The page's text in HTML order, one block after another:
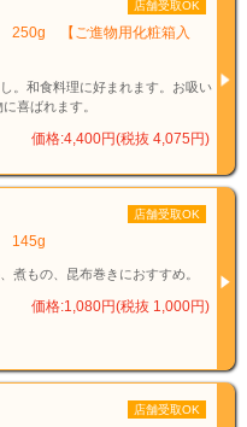
店舗受取OK
【ご進物用化粧箱入
。和食料理に好まれます。お吸い
喜ばれます。
価格:4,400円(税抜 4,075円)
店舗受取OK
145g
煮もの、昆布巻きにおすすめ。
価格:1,080円(税抜 1,000円)
店舗受取OK